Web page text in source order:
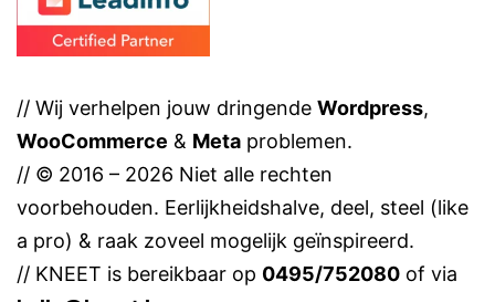
// Wij verhelpen jouw dringende Wordpress,
WooCommerce & Meta problemen.
// © 2016 – 2026 Niet alle rechten
voorbehouden. Eerlijkheidshalve, deel, steel (like
a pro) & raak zoveel mogelijk geïnspireerd.
// KNEET is bereikbaar op 0495/752080 of via